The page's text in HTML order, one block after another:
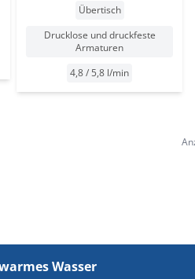
Übertisch
Drucklose und druckfeste
Armaturen
4,8 / 5,8 l/min
Wasser